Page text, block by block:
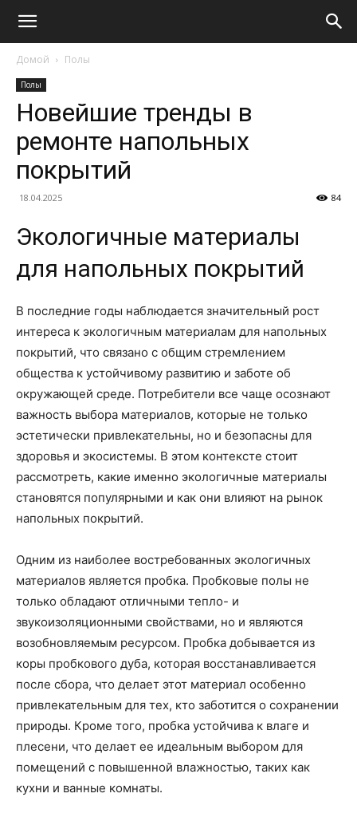
Домой Полы
Полы
Новейшие тренды в
ремонте напольных
покрытий
18.04.2025 84
Экологичные материалы
для напольных покрытий
В последние годы наблюдается значительный рост
интереса к экологичным материалам для напольных
покрытий, что связано с общим стремлением
общества к устойчивому развитию и заботе об
окружающей среде. Потребители все чаще осознают
важность выбора материалов, которые не только
эстетически привлекательны, но и безопасны для
здоровья и экосистемы. В этом контексте стоит
рассмотреть, какие именно экологичные материалы
становятся популярными и как они влияют на рынок
напольных покрытий.
Одним из наиболее востребованных экологичных
материалов является пробка. Пробковые полы не
только обладают отличными тепло- и
звукоизоляционными свойствами, но и являются
возобновляемым ресурсом. Пробка добывается из
коры пробкового дуба, которая восстанавливается
после сбора, что делает этот материал особенно
привлекательным для тех, кто заботится о сохранении
природы. Кроме того, пробка устойчива к влаге и
плесени, что делает ее идеальным выбором для
помещений с повышенной влажностью, таких как
кухни и ванные комнаты.